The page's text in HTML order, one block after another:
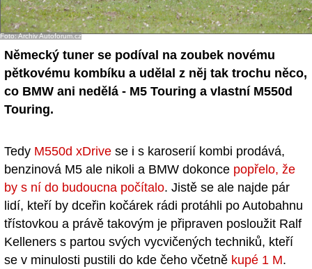
- Ostatní
Diskuzní fórum
Sledujte nás!
Foto: Archiv Autoforum.cz
Německý tuner se podíval na zoubek novému
pětkovému kombíku a udělal z něj tak trochu něco,
co BMW ani nedělá - M5 Touring a vlastní M550d
Touring.
Tedy M550d xDrive se i s karoserií kombi prodává,
benzinová M5 ale nikoli a BMW dokonce popřelo, že
by s ní do budoucna počítalo. Jistě se ale najde pár
lidí, kteří by dceřin kočárek rádi protáhli po Autobahnu
třístovkou a právě takovým je připraven posloužit Ralf
Kelleners s partou svých vycvičených techniků, kteří
se v minulosti pustili do kde čeho včetně kupé 1 M.